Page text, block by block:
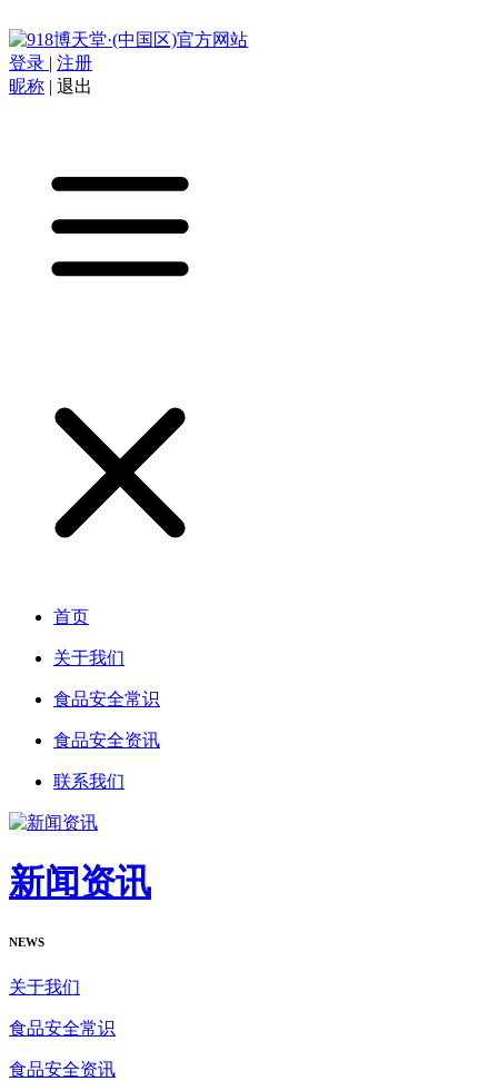
登录 | 注册
昵称 | 退出
首页
关于我们
食品安全常识
食品安全资讯
联系我们
新闻资讯
NEWS
关于我们
食品安全常识
食品安全资讯